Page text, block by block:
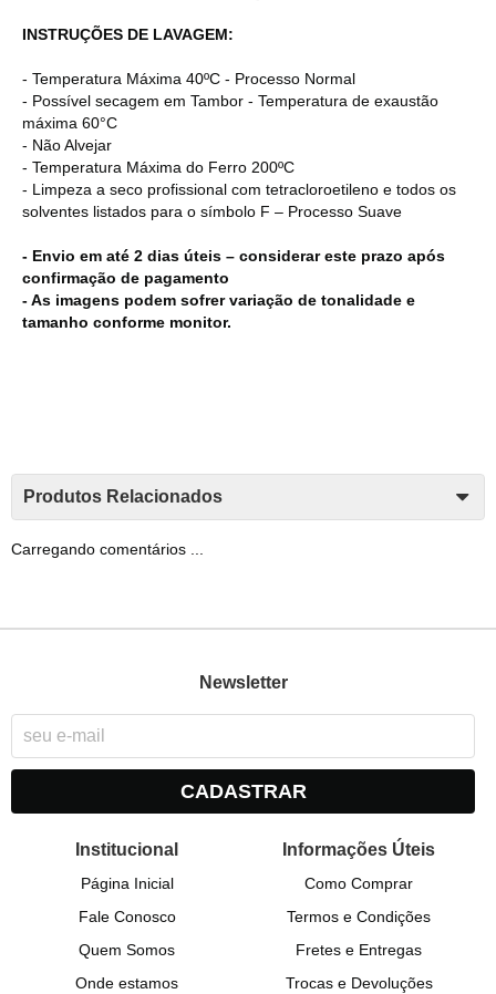
INSTRUÇÕES DE LAVAGEM:
- Temperatura Máxima 40ºC - Processo Normal
- Possível secagem em Tambor - Temperatura de exaustão
máxima 60°C
- Não Alvejar
- Temperatura Máxima do Ferro 200ºC
- Limpeza a seco profissional com tetracloroetileno e todos os
solventes listados para o símbolo F – Processo Suave
- Envio em até 2 dias úteis – considerar este prazo após
confirmação de pagamento
- As imagens podem sofrer variação de tonalidade e
tamanho conforme monitor.
Produtos Relacionados
Carregando comentários ...
Newsletter
CADASTRAR
Institucional
Página Inicial
Fale Conosco
Quem Somos
Onde estamos
Informações Úteis
Como Comprar
Termos e Condições
Fretes e Entregas
Trocas e Devoluções